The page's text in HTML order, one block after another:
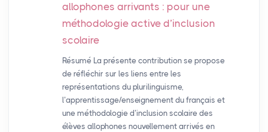
allophones arrivants : pour une
méthodologie active d’inclusion
scolaire
Résumé La présente contribution se propose
de réfléchir sur les liens entre les
représentations du plurilinguisme,
l’apprentissage/enseignement du français et
une méthodologie d’inclusion scolaire des
élèves allophones nouvellement arrivés en